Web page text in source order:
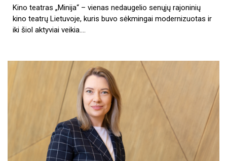
Kino teatras „Minija“ – vienas nedaugelio senųjų rajoninių
kino teatrų Lietuvoje, kuris buvo sėkmingai modernizuotas ir
iki šiol aktyviai veikia.…